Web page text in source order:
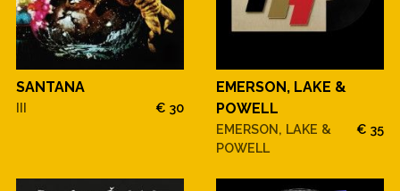
SANTANA
III € 30
EMERSON, LAKE &
POWELL
EMERSON, LAKE &
POWELL
€ 35